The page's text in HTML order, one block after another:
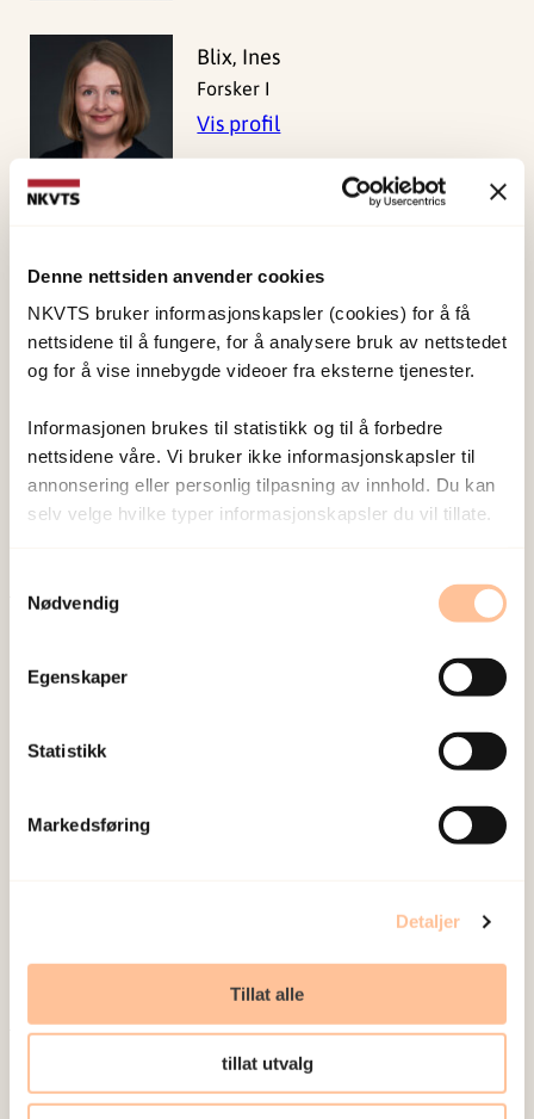
Denne nettsiden anvender cookies
NKVTS bruker informasjonskapsler (cookies) for å få
nettsidene til å fungere, for å analysere bruk av nettstedet
og for å vise innebygde videoer fra eksterne tjenester.
Informasjonen brukes til statistikk og til å forbedre
nettsidene våre. Vi bruker ikke informasjonskapsler til
annonsering eller personlig tilpasning av innhold. Du kan
selv velge hvilke typer informasjonskapsler du vil tillate.
Nødvendig
Egenskaper
Statistikk
Markedsføring
Detaljer
Tillat alle
tillat utvalg
Blix, Ines
Forsker I
Vis profil
Forsker II
Vis profil
Vis profil
NKVTS utvikler og sprer kunnskap og kompetanse
til å forebygge og redusere de helsemessige og
Ansatte